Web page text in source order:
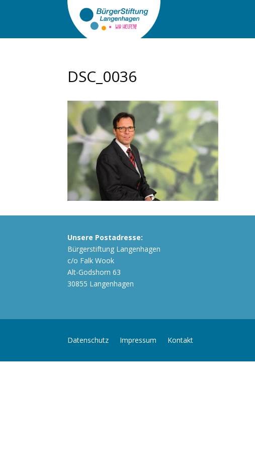
DSC_0036
Unsere Postadresse:
Bürgerstiftung Langenhagen
c/o Falk Wook
Alt-Godshorn 63
30855 Langenhagen
Datenschutz Impressum Kontakt